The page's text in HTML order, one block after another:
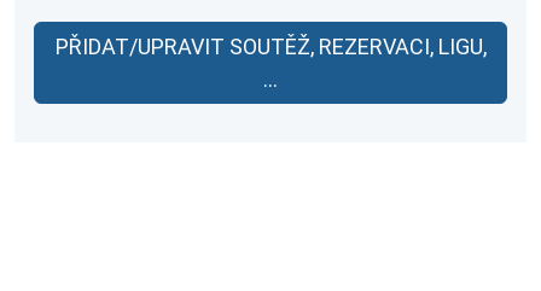
PŘIDAT/UPRAVIT SOUTĚŽ, REZERVACI, LIGU,
...